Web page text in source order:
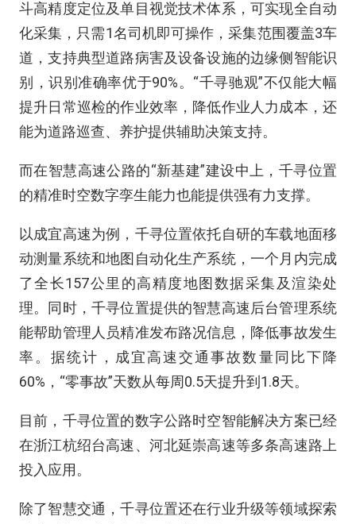
斗高精度定位及单目视觉技术体系，可实现全自动
化采集，只需1名司机即可操作，采集范围覆盖3车
道，支持典型道路病害及设备设施的边缘侧智能识
别，识别准确率优于90%。“千寻驰观”不仅能大幅
提升日常巡检的作业效率，降低作业人力成本，还
能为道路巡查、养护提供辅助决策支持。
而在智慧高速公路的“新基建”建设中上，千寻位置
的精准时空数字孪生能力也能提供强有力支撑。
以成宜高速为例，千寻位置依托自研的车载地面移
动测量系统和地图自动化生产系统，一个月内完成
了全长157公里的高精度地图数据采集及渲染处
理。同时，千寻位置提供的智慧高速后台管理系统
能帮助管理人员精准发布路况信息，降低事故发生
率。据统计，成宜高速交通事故数量同比下降
60%，“零事故”天数从每周0.5天提升到1.8天。
目前，千寻位置的数字公路时空智能解决方案已经
在浙江杭绍台高速、河北延崇高速等多条高速路上
投入应用。
除了智慧交通，千寻位置还在行业升级等领域探索